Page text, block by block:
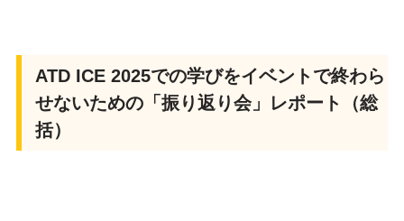
ATD ICE 2025での学びをイベントで終わら
せないための「振り返り会」レポート（総
括）